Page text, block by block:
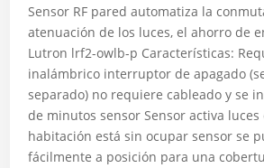
Sensor RF pared automatiza la
atenuación de los luces, el ahorro de
Lutron lrf2-owlb-p Características:
inalámbrico interruptor de apagado
separado) no requiere cableado y se
de minutos sensor Sensor activa luces
habitación está sin ocupar sensor se
fácilmente a posición para una